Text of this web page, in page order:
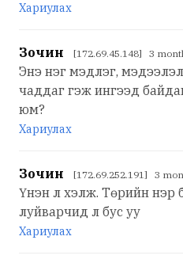
Хариулах
Зочин [172.69.45.148] 3
Энэ нэг мэдлэг,
чаддаг гэж ингээд
юм?
Хариулах
Зочин [172.69.252.191] 3
Үнэн л хэлж. Төрийн нэр
луйварчид л бус уу
Хариулах